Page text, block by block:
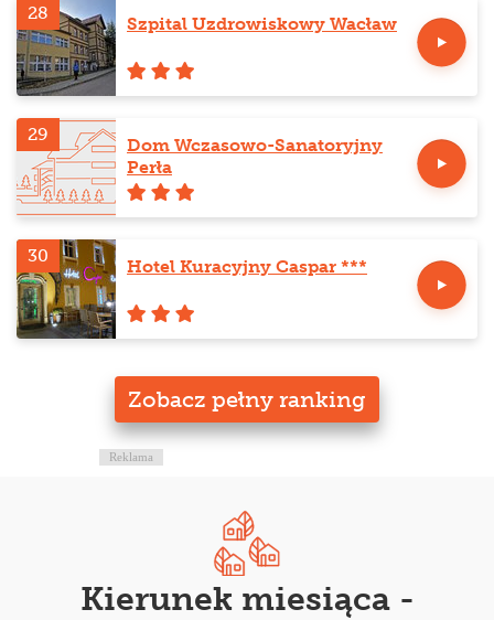
28
Szpital Uzdrowiskowy Wacław
29
Dom Wczasowo-Sanatoryjny
Perła
30
Hotel Kuracyjny Caspar ***
Zobacz pełny ranking
Reklama
Kierunek miesiąca -